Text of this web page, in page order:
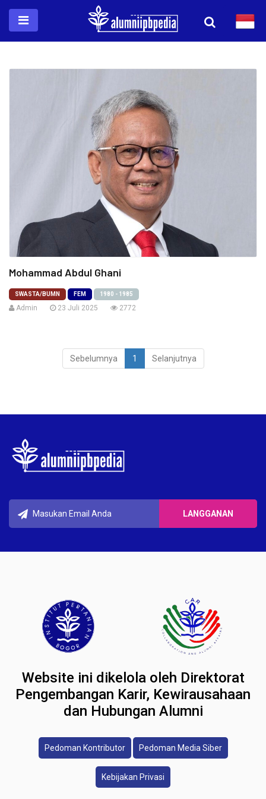
Mohammad Abdul Ghani
SWASTA/BUMN FEM 1980 - 1985
Admin 23 Juli 2025 2772
Sebelumnya 1 Selanjutnya
Website ini dikelola oleh Direktorat
Pengembangan Karir, Kewirausahaan
dan Hubungan Alumni
Pedoman Kontributor Pedoman Media Siber
Kebijakan Privasi